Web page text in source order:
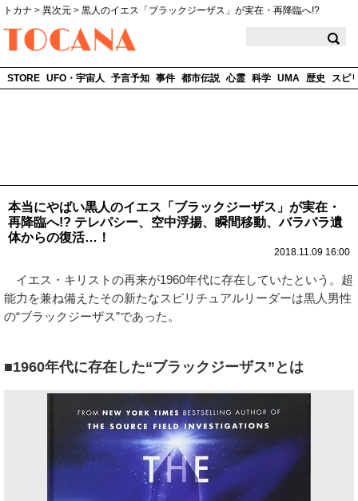
トカナ > 異次元 > 黒人のイエス「ブラックジーザス」が実在・再降臨へ!?
STORE UFO・宇宙人 予言予知 事件 都市伝説 心霊 科学 UMA 歴史 スピ
本当にやばい黒人のイエス「ブラックジーザス」が実在・
再降臨へ!? テレパシー、空中浮揚、瞬間移動、バラバラ遺
体からの復活…！
2018.11.09 16:00
イエス・キリストの再来が1960年代に存在していたという。超
能力を兼ね備えたその新たなスピリチュアルリーダーは黒人男性
の“ブラックジーザス”であった。
■1960年代に存在した“ブラックジーザス”とは